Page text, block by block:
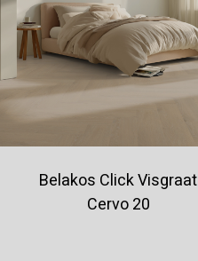
Belakos Click Visgraat
Cervo 20